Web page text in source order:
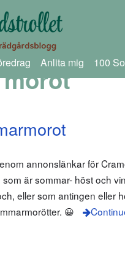
Anlita mig 100
annonslänkar för
är sommar- höst och
eller som antingen eller
😀